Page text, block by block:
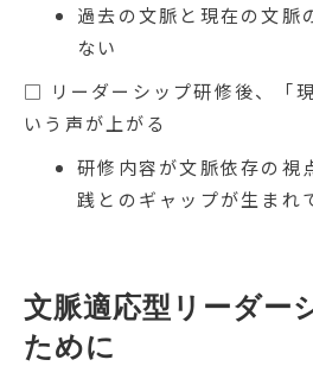
過去の文脈と現在の文脈
ない
□ リーダーシップ研修後、「
いう声が上がる
研修内容が文脈依存の視
践とのギャップが生まれ
文脈適応型リーダー
ために